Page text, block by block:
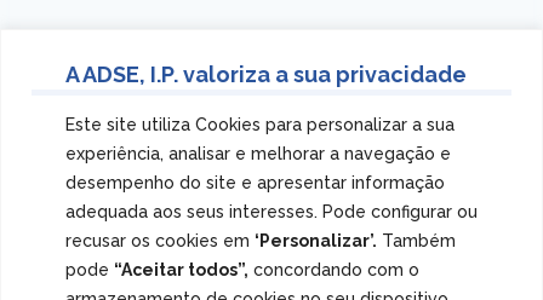
A ADSE, I.P. valoriza a sua privacidade
Este site utiliza Cookies para personalizar a sua
experiência, analisar e melhorar a navegação e
desempenho do site e apresentar informação
adequada aos seus interesses. Pode configurar ou
recusar os cookies em ‘Personalizar’. Também
pode “Aceitar todos”, concordando com o
lentes)
✔ 30% de desconto em Óculos de Sol
✔ 25% de desconto em Lentes de Contacto e Soluções
de Manutenção
✔ Oferta de Consultas de Optometria e Contactologia
Nota:Os descontos apresentados não são acumuláveis